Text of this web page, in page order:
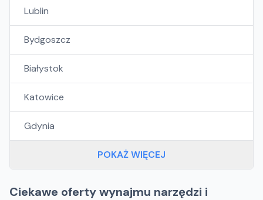
Lublin
Bydgoszcz
Białystok
Katowice
Gdynia
POKAŻ WIĘCEJ
Ciekawe oferty wynajmu narzędzi i